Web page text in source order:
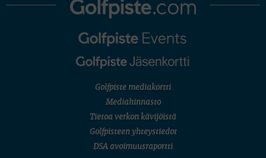
Golfpiste mediakortti
Mediahinnasto
Tietoa verkon kävijöistä
Golfpisteen yhteystiedot
DSA avoimuusraportti